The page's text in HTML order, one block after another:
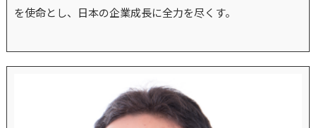
を使命とし、日本の企業成長に全力を尽くす。